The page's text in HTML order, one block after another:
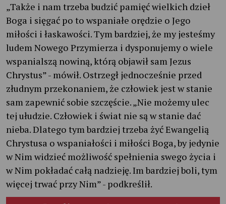
„Także i nam trzeba budzić pamięć wielkich dzieł
Boga i sięgać po to wspaniałe orędzie o Jego
miłości i łaskawości. Tym bardziej, że my jesteśmy
ludem Nowego Przymierza i dysponujemy o wiele
wspanialszą nowiną, którą objawił sam Jezus
Chrystus” - mówił. Ostrzegł jednocześnie przed
złudnym przekonaniem, że człowiek jest w stanie
sam zapewnić sobie szczęście. „Nie możemy ulec
tej ułudzie. Człowiek i świat nie są w stanie dać
nieba. Dlatego tym bardziej trzeba żyć Ewangelią
Chrystusa o wspaniałości i miłości Boga, by jedynie
w Nim widzieć możliwość spełnienia swego życia i
w Nim pokładać całą nadzieję. Im bardziej boli, tym
więcej trwać przy Nim” - podkreślił.